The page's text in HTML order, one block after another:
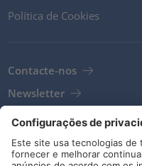
Política de Cookies
Contacte-nos
Newsletter
Termos e Condições